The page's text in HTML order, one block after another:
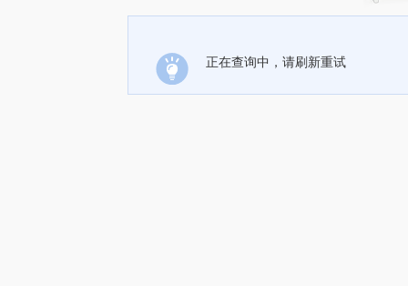
正在查询中，请刷新重试